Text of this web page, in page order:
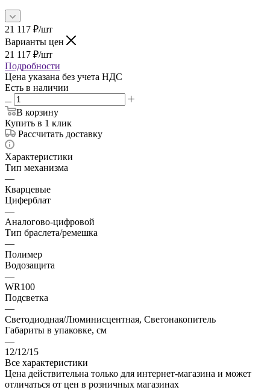
21 117 ₽/шт
Варианты цен
21 117 ₽/шт
Подробности
Цена указана без учета НДС
Есть в наличии
В корзину
Купить в 1 клик
Рассчитать доставку
Характеристики
Тип механизма
—
Кварцевые
Циферблат
—
Аналогово-цифровой
Тип браслета/ремешка
—
Полимер
Водозащита
—
WR100
Подсветка
—
Светодиодная/Люминисцентная, Светонакопитель
Габариты в упаковке, см
—
12/12/15
Все характеристики
Цена действительна только для интернет-магазина и может
отличаться от цен в розничных магазинах